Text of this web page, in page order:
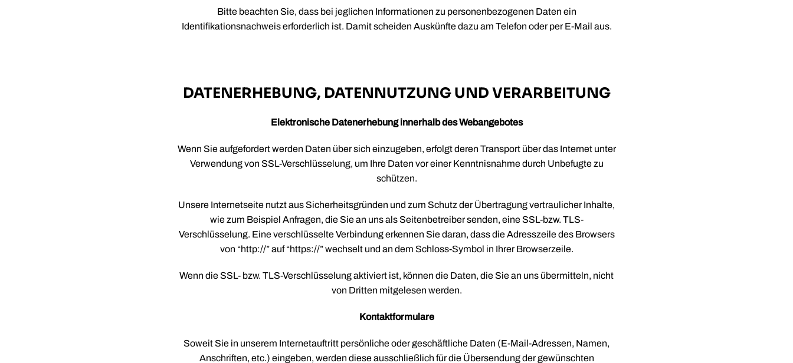
Bitte beachten Sie, dass bei jeglichen Informationen zu personenbezogenen Daten ein
Identifikationsnachweis erforderlich ist. Damit scheiden Auskünfte dazu am Telefon oder per E-Mail aus.
DATENERHEBUNG, DATENNUTZUNG UND VERARBEITUNG
Elektronische Datenerhebung innerhalb des Webangebotes
Wenn Sie aufgefordert werden Daten über sich einzugeben, erfolgt deren Transport über das Internet unter
Verwendung von SSL-Verschlüsselung, um Ihre Daten vor einer Kenntnisnahme durch Unbefugte zu
schützen.
Unsere Internetseite nutzt aus Sicherheitsgründen und zum Schutz der Übertragung vertraulicher Inhalte,
wie zum Beispiel Anfragen, die Sie an uns als Seitenbetreiber senden, eine SSL-bzw. TLS-
Verschlüsselung. Eine verschlüsselte Verbindung erkennen Sie daran, dass die Adresszeile des Browsers
von “http://” auf “https://” wechselt und an dem Schloss-Symbol in Ihrer Browserzeile.
Wenn die SSL- bzw. TLS-Verschlüsselung aktiviert ist, können die Daten, die Sie an uns übermitteln, nicht
von Dritten mitgelesen werden.
Kontaktformulare
Soweit Sie in unserem Internetauftritt persönliche oder geschäftliche Daten (E-Mail-Adressen, Namen,
Anschriften, etc.) eingeben, werden diese ausschließlich für die Übersendung der gewünschten